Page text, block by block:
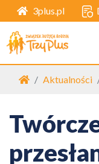
3plus.pl
Strona główna
Aktualności